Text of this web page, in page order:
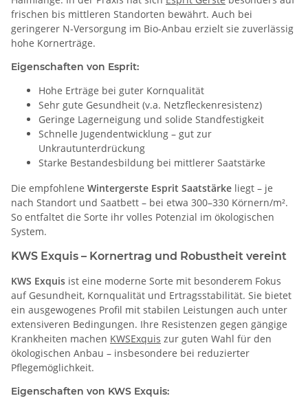
frischen bis mittleren Standorten bewährt. Auch bei
geringerer N-Versorgung im Bio-Anbau erzielt sie zuverlässig
hohe Kornerträge.
Eigenschaften von Esprit:
Hohe Erträge bei guter Kornqualität
Sehr gute Gesundheit (v.a. Netzfleckenresistenz)
Geringe Lagerneigung und solide Standfestigkeit
Schnelle Jugendentwicklung – gut zur
Unkrautunterdrückung
Starke Bestandesbildung bei mittlerer Saatstärke
Die empfohlene Wintergerste Esprit Saatstärke liegt – je
nach Standort und Saatbett – bei etwa 300–330 Körnern/m².
So entfaltet die Sorte ihr volles Potenzial im ökologischen
System.
KWS Exquis – Kornertrag und Robustheit vereint
KWS Exquis ist eine moderne Sorte mit besonderem Fokus
auf Gesundheit, Kornqualität und Ertragsstabilität. Sie bietet
ein ausgewogenes Profil mit stabilen Leistungen auch unter
extensiveren Bedingungen. Ihre Resistenzen gegen gängige
Krankheiten machen KWSExquis zur guten Wahl für den
ökologischen Anbau – insbesondere bei reduzierter
Pflegemöglichkeit.
Eigenschaften von KWS Exquis: